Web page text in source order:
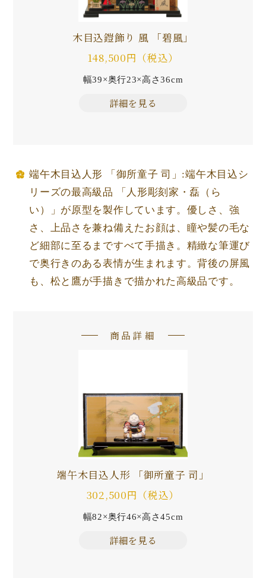
木目込鎧飾り 風 「碧風」
148,500円（税込）
幅39×奥行23×高さ36cm
詳細を見る
端午木目込人形 「御所童子 司」:端午木目込シ
リーズの最高級品 「人形彫刻家・磊（ら
い）」が原型を製作しています。優しさ、強
さ、上品さを兼ね備えたお顔は、瞳や髪の毛な
ど細部に至るまですべて手描き。精緻な筆運び
で奥行きのある表情が生まれます。背後の屏風
も、松と鷹が手描きで描かれた高級品です。
商品詳細
端午木目込人形 「御所童子 司」
302,500円（税込）
幅82×奥行46×高さ45cm
詳細を見る